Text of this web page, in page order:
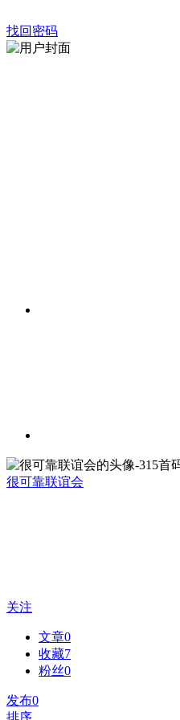
找回密码
很可靠联谊会
关注
文章0
收藏7
粉丝0
发布0
排序